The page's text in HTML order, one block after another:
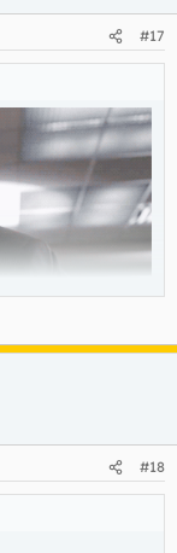
#17
#18